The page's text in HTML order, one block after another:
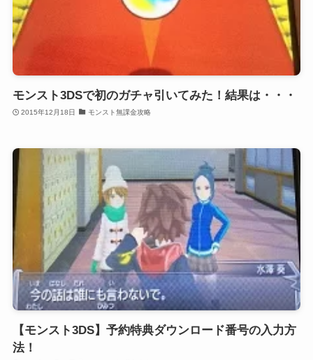
モンスト3DSで初のガチャ引いてみた！結果は・・・
2015年12月18日 モンスト無課金攻略
【モンスト3DS】予約特典ダウンロード番号の入力方
法！